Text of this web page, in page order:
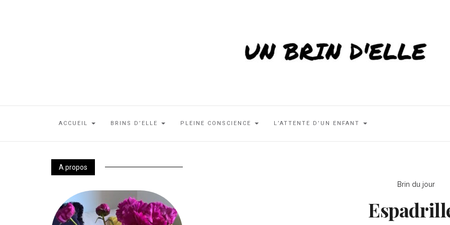
ACCUEIL BRINS D’ELLE PLEINE CONSCIENCE L’ATTENTE D’UN ENFANT
Brin du jour
A propos